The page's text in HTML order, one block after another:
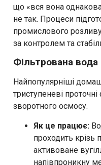
що «вся вона
не так. Процеси
промислового
за контролем та
Фільтрована
Найпопулярніші
триступеневі
зворотного осмосу.
Як це працює:
проходить крізь
активоване
напівпроникну